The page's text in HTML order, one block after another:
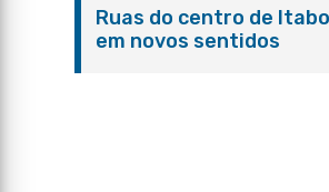
Ruas do centro de
em novos sentidos